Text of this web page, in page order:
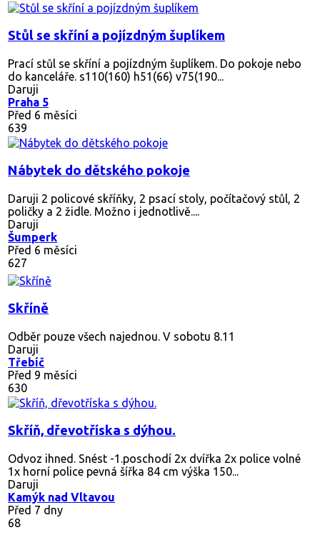
Stůl se skříní a pojízdným šuplíkem
Prací stůl se skříní a pojízdným šuplíkem. Do pokoje nebo
do kanceláře. s110(160) h51(66) v75(190...
Daruji
Praha 5
Před 6 měsíci
639
Nábytek do dětského pokoje
Daruji 2 policové skříňky, 2 psací stoly, počítačový stůl, 2
poličky a 2 židle. Možno i jednotlivě....
Daruji
Šumperk
Před 6 měsíci
627
Skříně
Odběr pouze všech najednou. V sobotu 8.11
Daruji
Třebíč
Před 9 měsíci
630
Skříň, dřevotříska s dýhou.
Odvoz ihned. Snést -1.poschodí 2x dvířka 2x police volné
1x horní police pevná šířka 84 cm výška 150...
Daruji
Kamýk nad Vltavou
Před 7 dny
68